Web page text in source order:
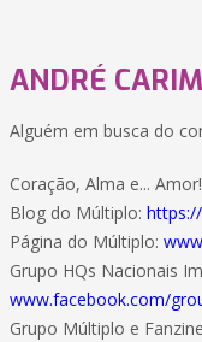
ANDRÉ
Alguém em busca do
Coração, Alma e...
Blog do Múltiplo:
Página do Múltiplo:
Grupo HQs Nacionais
www.facebook.com/
Grupo Múltiplo e